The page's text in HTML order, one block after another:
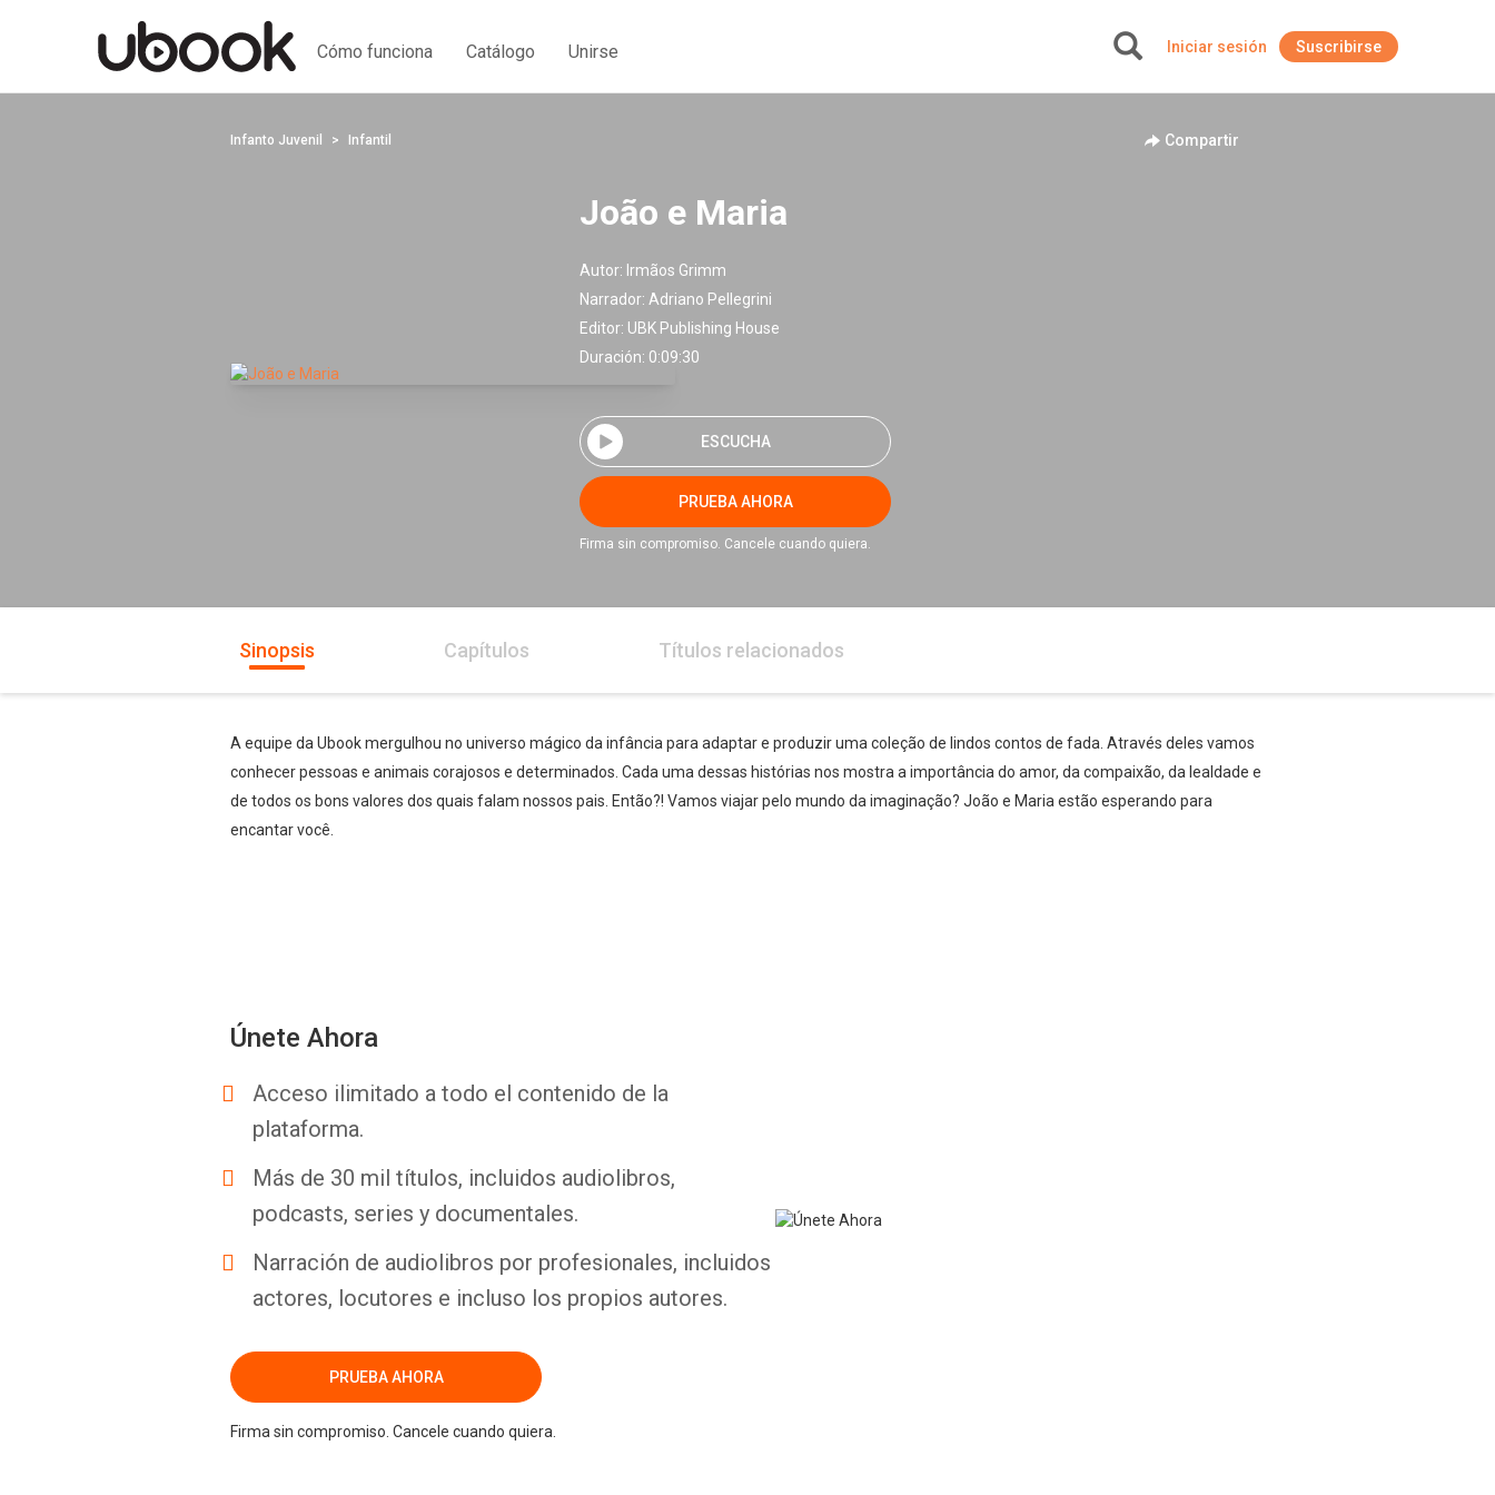
Cómo funciona Catálogo Unirse Iniciar sesión Suscribirse
Infanto Juvenil Infantil Compartir
João e Maria
Autor: Irmãos Grimm
Narrador: Adriano Pellegrini
Editor: UBK Publishing House
Duración: 0:09:30
ESCUCHA
PRUEBA AHORA
Firma sin compromiso. Cancele cuando quiera.
Sinopsis Capítulos Títulos relacionados
A equipe da Ubook mergulhou no universo mágico da infância para adaptar e produzir uma coleção de lindos contos de fada. Através deles vamos
conhecer pessoas e animais corajosos e determinados. Cada uma dessas histórias nos mostra a importância do amor, da compaixão, da lealdade e
de todos os bons valores dos quais falam nossos pais. Então?! Vamos viajar pelo mundo da imaginação? João e Maria estão esperando para
encantar você.
Únete Ahora
Acceso ilimitado a todo el contenido de la
plataforma.
Más de 30 mil títulos, incluidos audiolibros,
podcasts, series y documentales.
Narración de audiolibros por profesionales, incluidos
actores, locutores e incluso los propios autores.
PRUEBA AHORA
Firma sin compromiso. Cancele cuando quiera.